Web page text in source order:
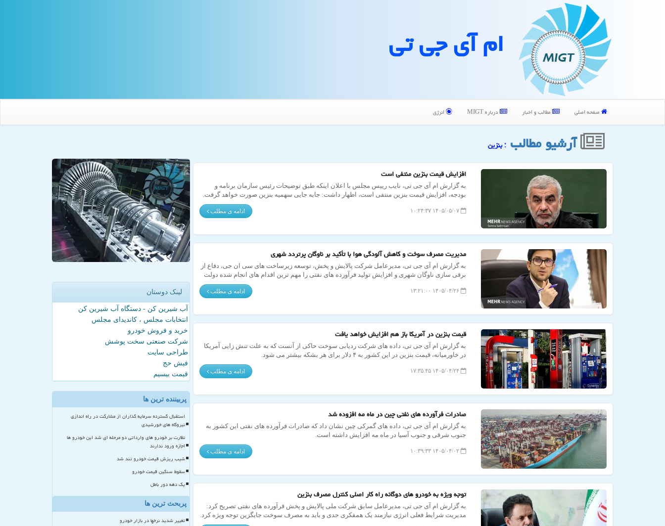
ام آی جی تی
صفحه اصلی مطالب و اخبار درباره MIGT انرژی
آرشیو مطالب : بنزین
افزایش قیمت بنزین منتفی است
به گزارش ام آی جی تی، نایب رییس مجلس با اعلان اینکه طبق توضیحات رئیس سازمان برنامه و
بودجه، افزایش قیمت بنزین منتفی است، اظهار داشت: جابه جایی سهمیه بنزین صورت خواهد گرفت.
۱۴۰۵/۰۵/۰۷ ۱۰:۲۴:۳۷ ادامه ی مطلب
مدیریت مصرف سوخت و کاهش آلودگی هوا با تأکید بر ناوگان پرتردد شهری
به گزارش ام آی جی تی، مدیرعامل شرکت پالایش و پخش، توسعه زیرساخت های سی ان جی، دفاع از
برقی سازی ناوگان شهری و افزایش تولید فرآورده های نفتی را مهم ترین اقدام های انجام شده دولت
۱۴۰۵/۰۴/۲۶ ۱۳:۲۱:۰۰ ادامه ی مطلب
قیمت بنزین در آمریکا باز هم افزایش خواهد یافت
به گزارش ام آی جی تی، داده های شرکت ردیابی سوخت حاکی از آنست که به علت تنش زایی آمریکا
در خاورمیانه، قیمت بنزین در این کشور به ۴ دلار برای هر بشکه بیشتر می شود.
۱۴۰۵/۰۴/۲۴ ۱۷:۳۵:۴۵ ادامه ی مطلب
صادرات فرآورده های نفتی چین در ماه مه افزوده شد
به گزارش ام آی جی تی، داده های گمرکی چین نشان داد که صادرات فرآورده های نفتی این کشور به
جنوب شرقی و جنوب آسیا در ماه مه افزایش داشته است.
۱۴۰۵/۰۴/۰۲ ۱۰:۳۹:۳۳ ادامه ی مطلب
توجه ویژه به خودرو های دوگانه راه کار اصلی کنترل مصرف بنزین
به گزارش ام آی جی تی، مدیرعامل سابق شرکت ملی پالایش و پخش فرآورده های نفتی تصریح کرد:
مدیریت شرایط فعلی انرژی نیازمند یک همفکری جدی و باید به مصرف سوخت جایگزین توجه ویژه کرد.
لینک دوستان
آب شیرین کن - دستگاه آب شیرین کن
انتخابات مجلس ، کاندیدای مجلس
خرید و فروش خودرو
شرکت صنعتی سخت پوشش
طراحی سایت
فیش حج
قیمت بیسیم
پربیننده ترین ها
استقبال گسترده سرمایه گذاران از مشارکت در راه اندازی
نیروگاه های خورشیدی
نظارت بر خودرو های وارداتی دو مرحله ای شد این خودرو ها
اجازه ورود ندارند
شیب ریزش قیمت خودرو تند شد
سقوط سنگین قیمت خودرو
یک دهه دور باطل
پربحث ترین ها
تغییر شدید نرخها در بازار خودرو